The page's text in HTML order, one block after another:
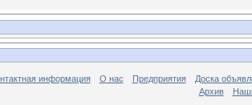
информация О нас Предприятия
Доска
Архив